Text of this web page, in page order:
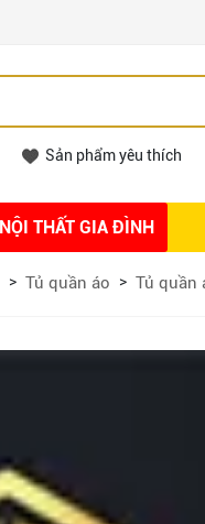
Sản phẩm yêu thích
NỘI THẤT GIA ĐÌNH
Báo giá Nội thất
Tủ quần áo Tủ quần